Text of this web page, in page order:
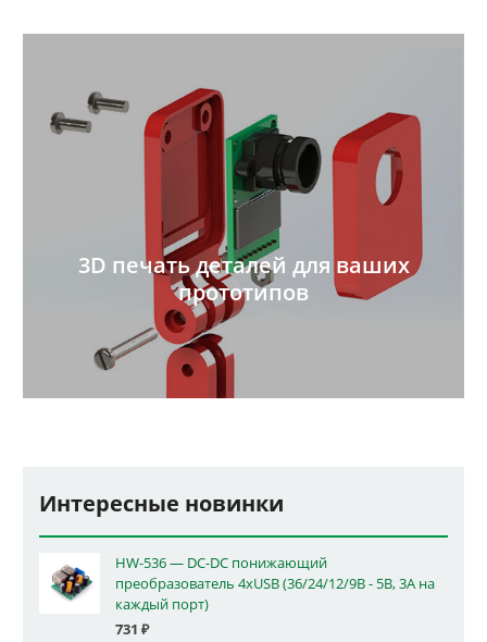
3D печать деталей для ваших
прототипов
Интересные новинки
HW-536 — DC-DC понижающий
преобразователь 4xUSB (36/24/12/9В - 5В, 3А на
каждый порт)
731 ₽